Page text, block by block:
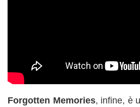
Forgotten Memories, infine, è